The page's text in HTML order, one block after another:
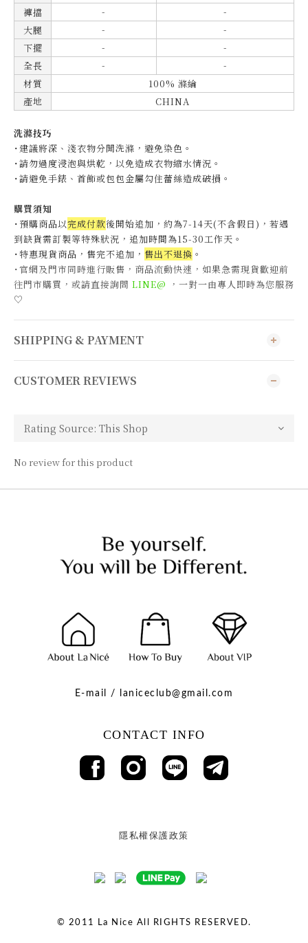
褲擋
-
-
大腿
-
-
下擺
-
-
全長
-
-
材質
100% 滌綸
產地
CHINA
洗滌技巧
˙建議將深、淺衣物分開洗滌，避免染色。
˙請勿過度浸泡與烘乾，以免造成衣物縮水情況。
˙請避免手錶、首飾或包包金屬勾住蕾絲造成破損。
購買須知
˙預購商品以完成付款後開始追加，約為7-14天(不含假日)， 若遇
到缺貨需訂製等特殊狀況，追加時間為15-30工作天 。
˙特惠現貨商品，售完不追加， 售出不退換 。
˙官網及門市同時進行販售，商品流動快速，如果急需現貨歡迎前
往門市購買，或請直接詢問 LINE@ ，一對一由專人即時為您服務
♡
SHIPPING & PAYMENT
CUSTOMER REVIEWS
No review for this product
E-mail / laniceclub@gmail.com
CONTACT INFO
隱私權保護政策
© 2011 La Nice All RIGHTS RESERVED.